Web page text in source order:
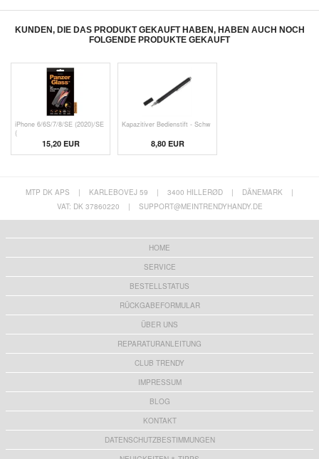
KUNDEN, DIE DAS PRODUKT GEKAUFT HABEN, HABEN AUCH NOCH
FOLGENDE PRODUKTE GEKAUFT
iPhone 6/6S/7/8/SE (2020)/SE
(
15,20 EUR
Kapazitiver Bedienstift - Schw
8,80 EUR
MTP DK APS | KARLEBOVEJ 59 | 3400 HILLERØD | DÄNEMARK
|
VAT: DK 37860220
| SUPPORT@MEINTRENDYHANDY.DE
HOME
SERVICE
BESTELLSTATUS
RÜCKGABEFORMULAR
ÜBER UNS
REPARATURANLEITUNG
CLUB TRENDY
IMPRESSUM
BLOG
KONTAKT
DATENSCHUTZBESTIMMUNGEN